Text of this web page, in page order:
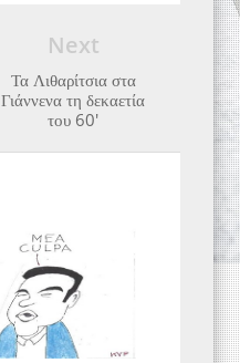
Next
Τα Λιθαρίτσια στα
Γιάννενα τη δεκαετία
του 60'